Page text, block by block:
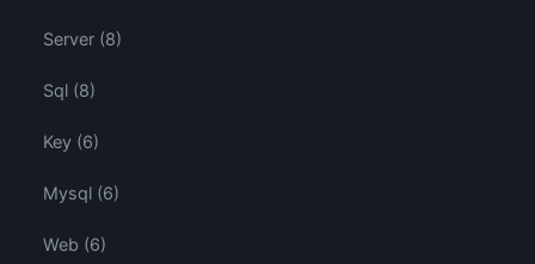
Server (8)
Sql (8)
Key (6)
Mysql (6)
Web (6)